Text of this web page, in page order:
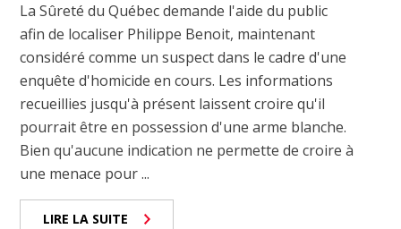
La Sûreté du Québec demande l'aide du public
afin de localiser Philippe Benoit, maintenant
considéré comme un suspect dans le cadre d'une
enquête d'homicide en cours. Les informations
recueillies jusqu'à présent laissent croire qu'il
pourrait être en possession d'une arme blanche.
Bien qu'aucune indication ne permette de croire à
une menace pour ...
LIRE LA SUITE